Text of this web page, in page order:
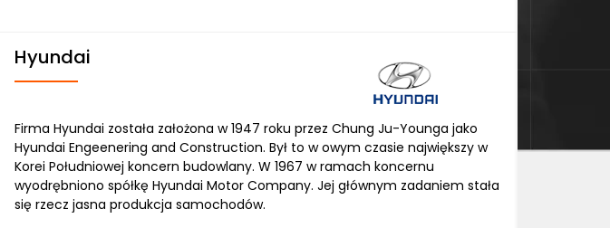
Hyundai
Firma Hyundai została założona w 1947 roku przez Chung Ju-Younga jako
Hyundai Engeenering and Construction. Był to w owym czasie największy w
Korei Południowej koncern budowlany. W 1967 w ramach koncernu
wyodrębniono spółkę Hyundai Motor Company. Jej głównym zadaniem stała
się rzecz jasna produkcja samochodów.